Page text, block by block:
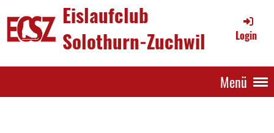
Eislaufclub
Solothurn-Zuchwil
Login
Menü